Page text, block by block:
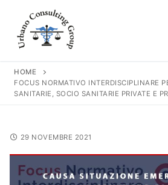
HOME
FOCUS NORMATIVO INTERDISCIPLINARE
SANITARIE, SOCIO SANITARIE PRIVATE E
29 NOVEMBRE 2021